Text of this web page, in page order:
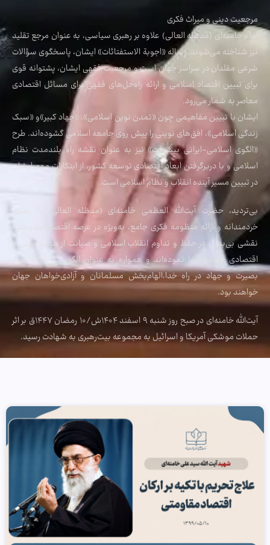
مرجعیت دینی و میراث فکری
امام خامنه‌ای (مدظله العالی) علاوه بر رهبری سیاسی، به عنوان مرجع تقلید
نیز شناخته می‌شوند. رساله «اجوبة الاستفتائات» ایشان، پاسخگوی سؤالات
شرعی مقلدان در سراسر جهان است و مرجعیت فقهی ایشان، پشتوانه قوی
برای تبیین اقتصاد اسلامی و ارائه راه‌حل‌های فقهی برای مسائل اقتصادی
معاصر به شمار می‌رود.
ایشان با تبیین مفاهیمی چون «تمدن نوین اسلامی»، «جهاد کبیر»و «سبک
زندگی اسلامی»، افق‌های نوینی را پیش روی جامعه اسلامی گشوده‌اند. طرح
«الگوی اسلامی-ایرانی پیشرفت» نیز به عنوان نقشه راه بلندمدت نظام
اسلامی و با دربرگرفتن ابعاد اقتصادی توسعه کشور، از ابتکارات مهم ایشان
در تبیین مسیر آینده انقلاب و نظام اسلامی است.
بی‌تردید، حضرت آیت‌الله العظمی خامنه‌ای (مدظله العالی) با رهبری
خردمندانه و ارائه منظومه فکری جامع، به‌ویژه در عرصه اقتصاد مقاومتی،
نقشی بی‌بدیل در حفظ و تداوم انقلاب اسلامی و صیانت از هویت دینی و
اقتصادی جامعه ایفا نموده‌اند و همواره به عنوان الگویی از علم، تقوا،
بصیرت و جهاد در راه خدا،الهام‌بخش مسلمانان و آزادی‌خواهان جهان
خواهند بود.
آیت‌الله خامنه‌ای در صبح روز شنبه ۹ اسفند ۱۴۰۴ش/۱۰ رمضان ۱۴۴۷ق بر اثر
حملات موشکی آمریکا و اسرائیل به مجموعه بیت‌رهبری به شهادت رسید.